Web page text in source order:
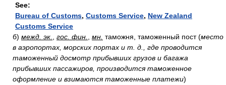
See:
Bureau of Customs, Customs Service, New Zealand
Customs Service
б) межд. эк. гос. фин. мн. таможня, таможенный пост(место
в аэропортах, морских портах и т. д., где проводится
таможенный досмотр прибывших грузов и багажа
прибывших пассажиров, производится таможенное
оформление и взимаются таможенные платежи)